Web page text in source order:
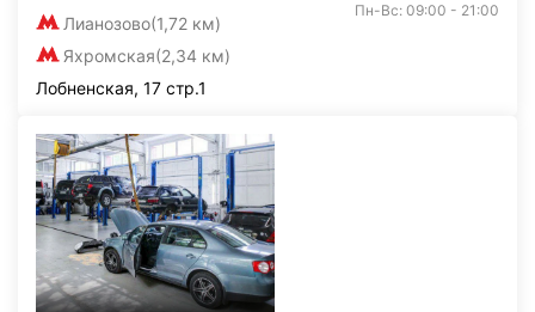
Лианозово(1,72 км)
Яхромская(2,34 км)
Пн-Вс: 09:00 - 21:00
Лобненская, 17 стр.1